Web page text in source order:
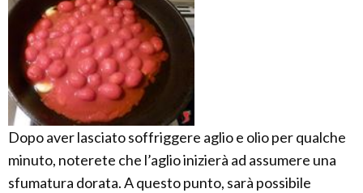
Dopo aver lasciato soffriggere aglio e olio per qualche
minuto, noterete che l’aglio inizierà ad assumere una
sfumatura dorata. A questo punto, sarà possibile